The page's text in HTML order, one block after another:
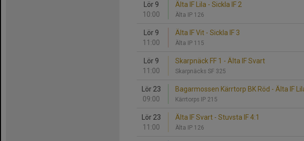
Lör 9
10:00
Älta IF Lila - Sickla IF 2
Älta IP 126
Lör 9
11:00
Älta IF Vit - Sickla IF 3
Älta IP 115
Lör 9
11:00
Skarpnäck FF 1 - Älta IF Svart
Skarpnäcks SF 325
Lör 23
09:00
Bagarmossen Kärrtorp BK Röd - Älta IF
Kärrtorps IP 215
Lör 23
11:00
Älta IF Svart - Stuvsta IF 4:1
Älta IP 126